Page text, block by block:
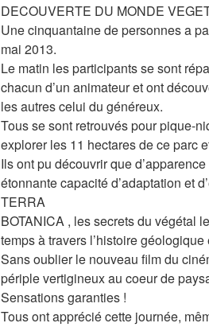
DECOUVERTE DU MONDE
Une cinquantaine de personnes a
mai 2013.
Le matin les participants se sont
chacun d’un animateur et ont
les autres celui du généreux.
Tous se sont retrouvés pour pique-
explorer les 11 hectares de ce parc
Ils ont pu découvrir que
étonnante capacité d’adaptation et
TERRA
BOTANICA , les secrets du végétal
temps à travers l’histoire
Sans oublier le nouveau film du
périple vertigineux au coeur de
Sensations garanties !
Tous ont apprécié cette journée,